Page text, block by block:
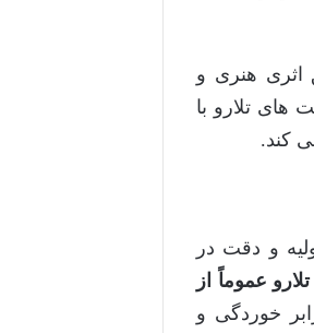
هنری و
های تلارو با
کند.
و دقت در
عموماً از
خوردگی و